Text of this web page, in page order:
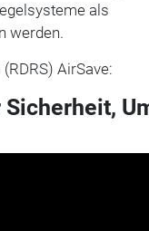
als
werden.
AirSave:
Sicherheit,